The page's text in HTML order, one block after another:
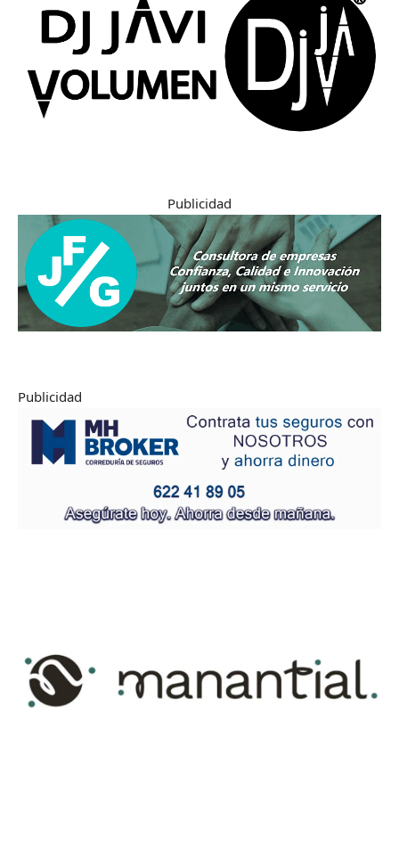
Publicidad
Publicidad